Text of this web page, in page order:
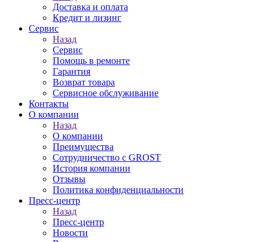
Доставка и оплата
Кредит и лизинг
Сервис
Назад
Сервис
Помощь в ремонте
Гарантия
Возврат товара
Сервисное обслуживание
Контакты
О компании
Назад
О компании
Преимущества
Сотрудничество с GROST
История компании
Отзывы
Политика конфиденциальности
Пресс-центр
Назад
Пресс-центр
Новости